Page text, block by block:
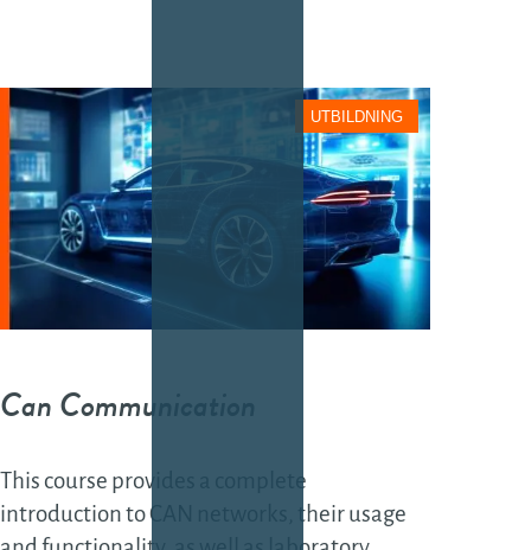
Can Communication
UTBILDNING
This course provides a complete
introduction to CAN networks, their usage